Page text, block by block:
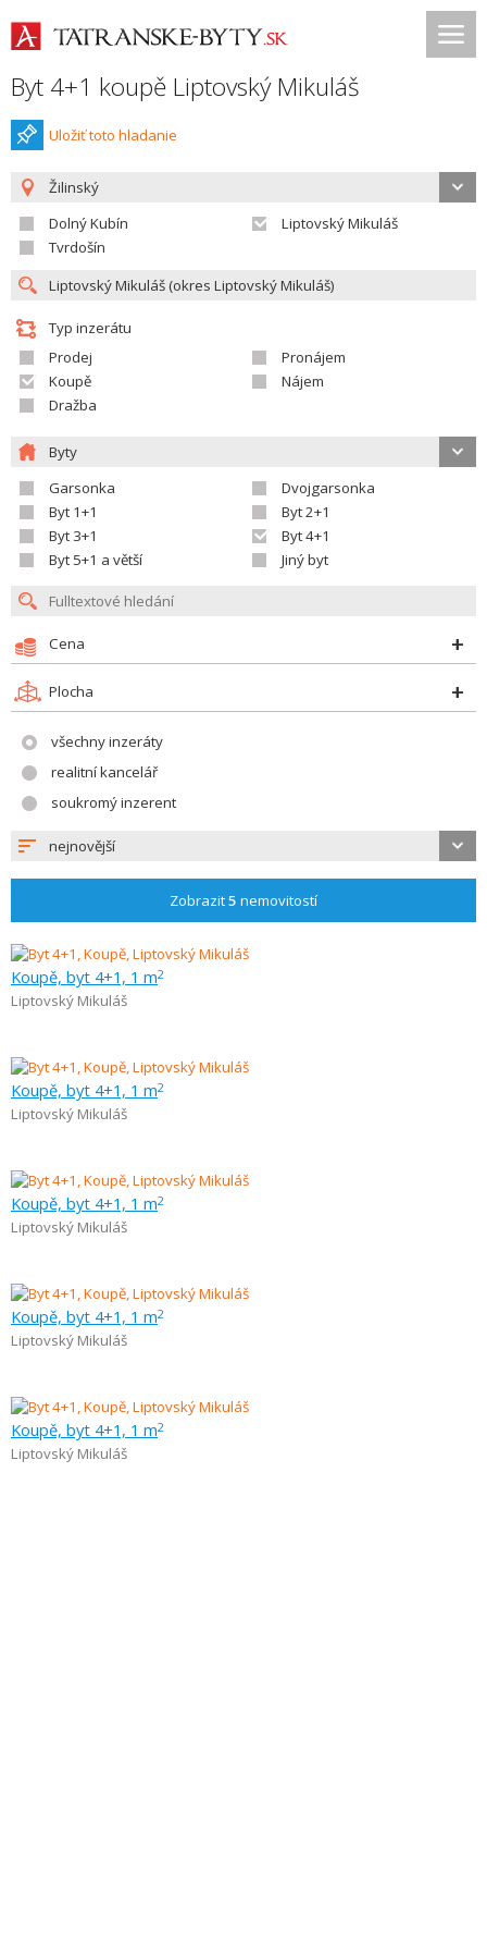
Byt 4+1 koupě Liptovský Mikuláš
Uložiť toto hladanie
Žilinský
Dolný Kubín
Liptovský Mikuláš
Tvrdošín
Typ inzerátu
Prodej
Pronájem
Koupě
Nájem
Dražba
Byty
Garsonka
Dvojgarsonka
Byt 1+1
Byt 2+1
Byt 3+1
Byt 4+1
Byt 5+1 a větší
Jiný byt
Cena
Plocha
všechny inzeráty
realitní kancelář
soukromý inzerent
nejnovější
Zobrazit5 nemovitostí
Koupě, byt 4+1, 1 m2
Liptovský Mikuláš
Koupě, byt 4+1, 1 m2
Liptovský Mikuláš
Koupě, byt 4+1, 1 m2
Liptovský Mikuláš
Koupě, byt 4+1, 1 m2
Liptovský Mikuláš
Koupě, byt 4+1, 1 m2
Liptovský Mikuláš